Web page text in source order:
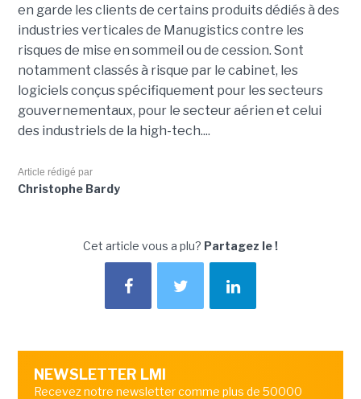
en garde les clients de certains produits dédiés à des
industries verticales de Manugistics contre les
risques de mise en sommeil ou de cession. Sont
notamment classés à risque par le cabinet, les
logiciels conçus spécifiquement pour les secteurs
gouvernementaux, pour le secteur aérien et celui
des industriels de la high-tech....
Article rédigé par
Christophe Bardy
Cet article vous a plu? Partagez le !
NEWSLETTER LMI
Recevez notre newsletter comme plus de 50000